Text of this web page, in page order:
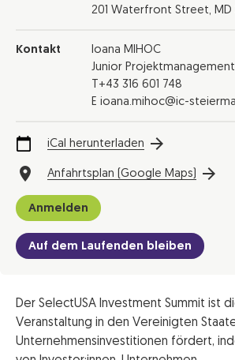
201 Waterfront Street, MD
Kontakt
Ioana MIHOC
Junior Projektmanagement
T+43 316 601 748
E ioana.mihoc@ic-
iCal herunterladen
Anfahrtsplan (Google Maps)
Anmelden
Auf dem Laufenden bleiben
Der SelectUSA Investment Summit ist
Veranstaltung in den Vereinigten
Unternehmensinvestitionen fördert,